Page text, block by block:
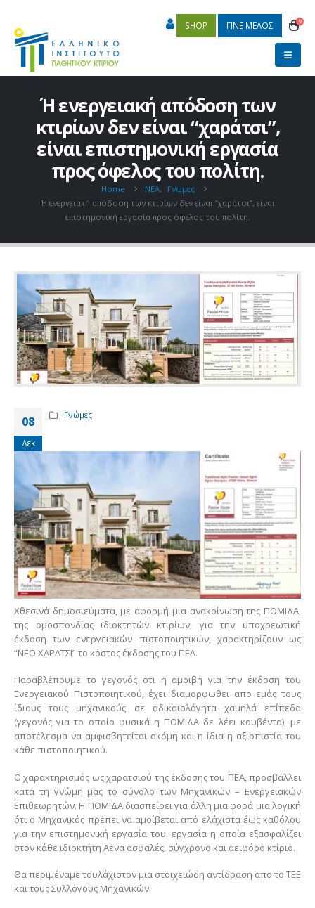
SHOP ΓΙΝΕ ΜΕΛΟΣ 0
Ή ενεργειακή απόδοση των
κτιρίων δεν είναι “χαράτσι”,
είναι επιστημονική εργασία
προς όφελος του πολίτη.
Home ΝΕΑ,
Γνώμες
Ή ενεργειακή απόδοση των κτιρίων δεν είναι “χαράτσι”, είναι
επιστημονική εργασία προς όφελος του πολίτη.
08
Δεκ
Γνώμες
Χθεσινά δημοσιεύματα, με αφορμή μια ανακοίνωση της ΠΟΜΙΔΑ,
της ομοσπονδίας ιδιοκτητών κτιρίων, για την υποχρεωτική
έκδοση των ενεργειακών πιστοποιητικών, χαρακτηρίζουν ως
“ΝΕΟ ΧΑΡΑΤΣΙ” το κόστος έκδοσης του ΠΕΑ.
Παραβλέπουμε το γεγονός ότι η αμοιβή για την έκδοση του
Ενεργειακού Πιστοποιητικού, έχει διαμορφωθει απο εμάς τους
ίδιους τους μηχανικούς σε αδικαιολόγητα χαμηλά επίπεδα
(γεγονός για το οποίο φυσικά η ΠΟΜΙΔΑ δε λέει κουβέντα), με
αποτέλεσμα να αμφισβητείται ακόμη καιη ίδια η αξιοπιστία του
κάθε πιστοποιητικού.
Ο χαρακτηρισμός ως χαρατσιού της έκδοσης του ΠΕΑ, προσβάλλει
κατά τη γνώμη μας το σύνολο των Μηχανικών – Ενεργειακών
Επιθεωρητών. Η ΠΟΜΙΔΑ διασπείρει για άλλη μια φορά μια λογική
ότι ο Μηχανικός πρέπει να αμοίβεται από ελάχιστα έως καθόλου
για την επιστημονική εργασία του, εργασία η οποία εξασφαλίζει
στον κάθε ιδιοκτήτη Aένα ασφαλές, σύγχρονο και αειφόρο κτίριο.
Θα περιμέναμε τουλάχιστον μια στοιχειώδη αντίδραση απο το ΤΕΕ
και τους Συλλόγους Μηχανικών.